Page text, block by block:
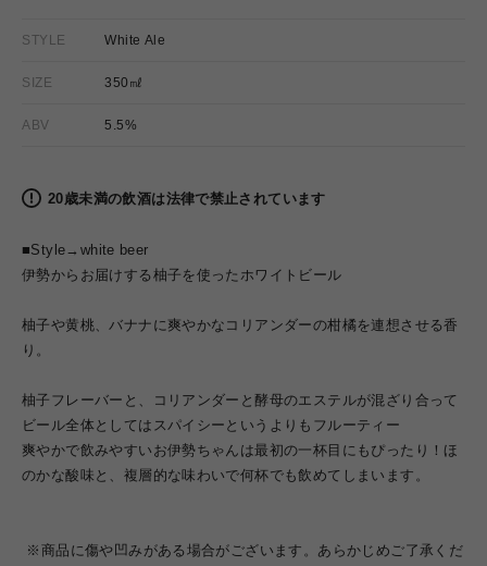
STYLE White Ale
SIZE 350㎖
ABV 5.5%
20歳未満の飲酒は法律で禁止されています
■Style→ white beer
伊勢からお届けする柚子を使ったホワイトビール
柚子や黄桃、バナナに爽やかなコリアンダーの柑橘を連想させる香
り。
柚子フレーバーと、コリアンダーと酵母のエステルが混ざり合って
ビール全体としてはスパイシーというよりもフルーティー
爽やかで飲みやすいお伊勢ちゃんは最初の一杯目にもぴったり！ほ
のかな酸味と、複層的な味わいで何杯でも飲めてしまいます。
※商品に傷や凹みがある場合がございます。あらかじめご了承くだ